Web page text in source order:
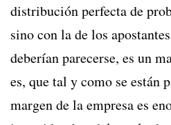
distribución perfecta de
sino con la de los
deberían parecerse, es un
es, que tal y como se están
margen de la empresa es